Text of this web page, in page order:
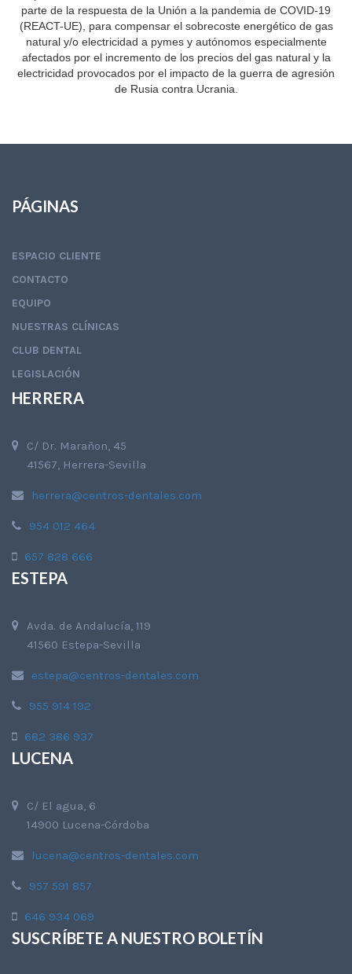
parte de la respuesta de la Unión a la pandemia de COVID-19
(REACT-UE), para compensar el sobrecoste energético de gas
natural y/o electricidad a pymes y autónomos especialmente
afectados por el incremento de los precios del gas natural y la
electricidad provocados por el impacto de la guerra de agresión
de Rusia contra Ucrania.
PÁGINAS
ESPACIO CLIENTE
CONTACTO
EQUIPO
NUESTRAS CLÍNICAS
CLUB DENTAL
LEGISLACIÓN
HERRERA
C/ Dr. Marañon, 45
41567, Herrera-Sevilla
herrera@centros-dentales.com
954 012 464
657 828 666
ESTEPA
Avda. de Andalucía, 119
41560 Estepa-Sevilla
estepa@centros-dentales.com
955 914 192
682 386 937
LUCENA
C/ El agua, 6
14900 Lucena-Córdoba
lucena@centros-dentales.com
957 591 857
646 934 069
SUSCRÍBETE A NUESTRO BOLETÍN